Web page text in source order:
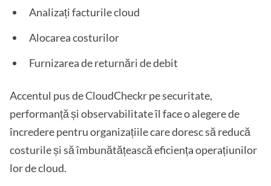
Analizați facturile cloud
Alocarea costurilor
Furnizarea de returnări de debit
Accentul pus de CloudCheckr pe securitate,
performanță și observabilitate îl face o alegere de
încredere pentru organizațiile care doresc să reducă
costurile și să îmbunătățească eficiența operațiunilor
lor de cloud.